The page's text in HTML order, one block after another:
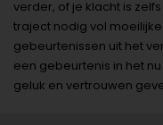
verder, of je klacht is
traject nodig vol
gebeurtenissen uit het
een gebeurtenis in het
geluk en vertrouwen